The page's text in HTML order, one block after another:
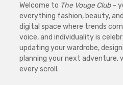
Welcome to The Vouge Club–
everything fashion, beauty,
digital space where trends
voice, and individuality is
updating your wardrobe,
planning your next adventure,
every scroll.